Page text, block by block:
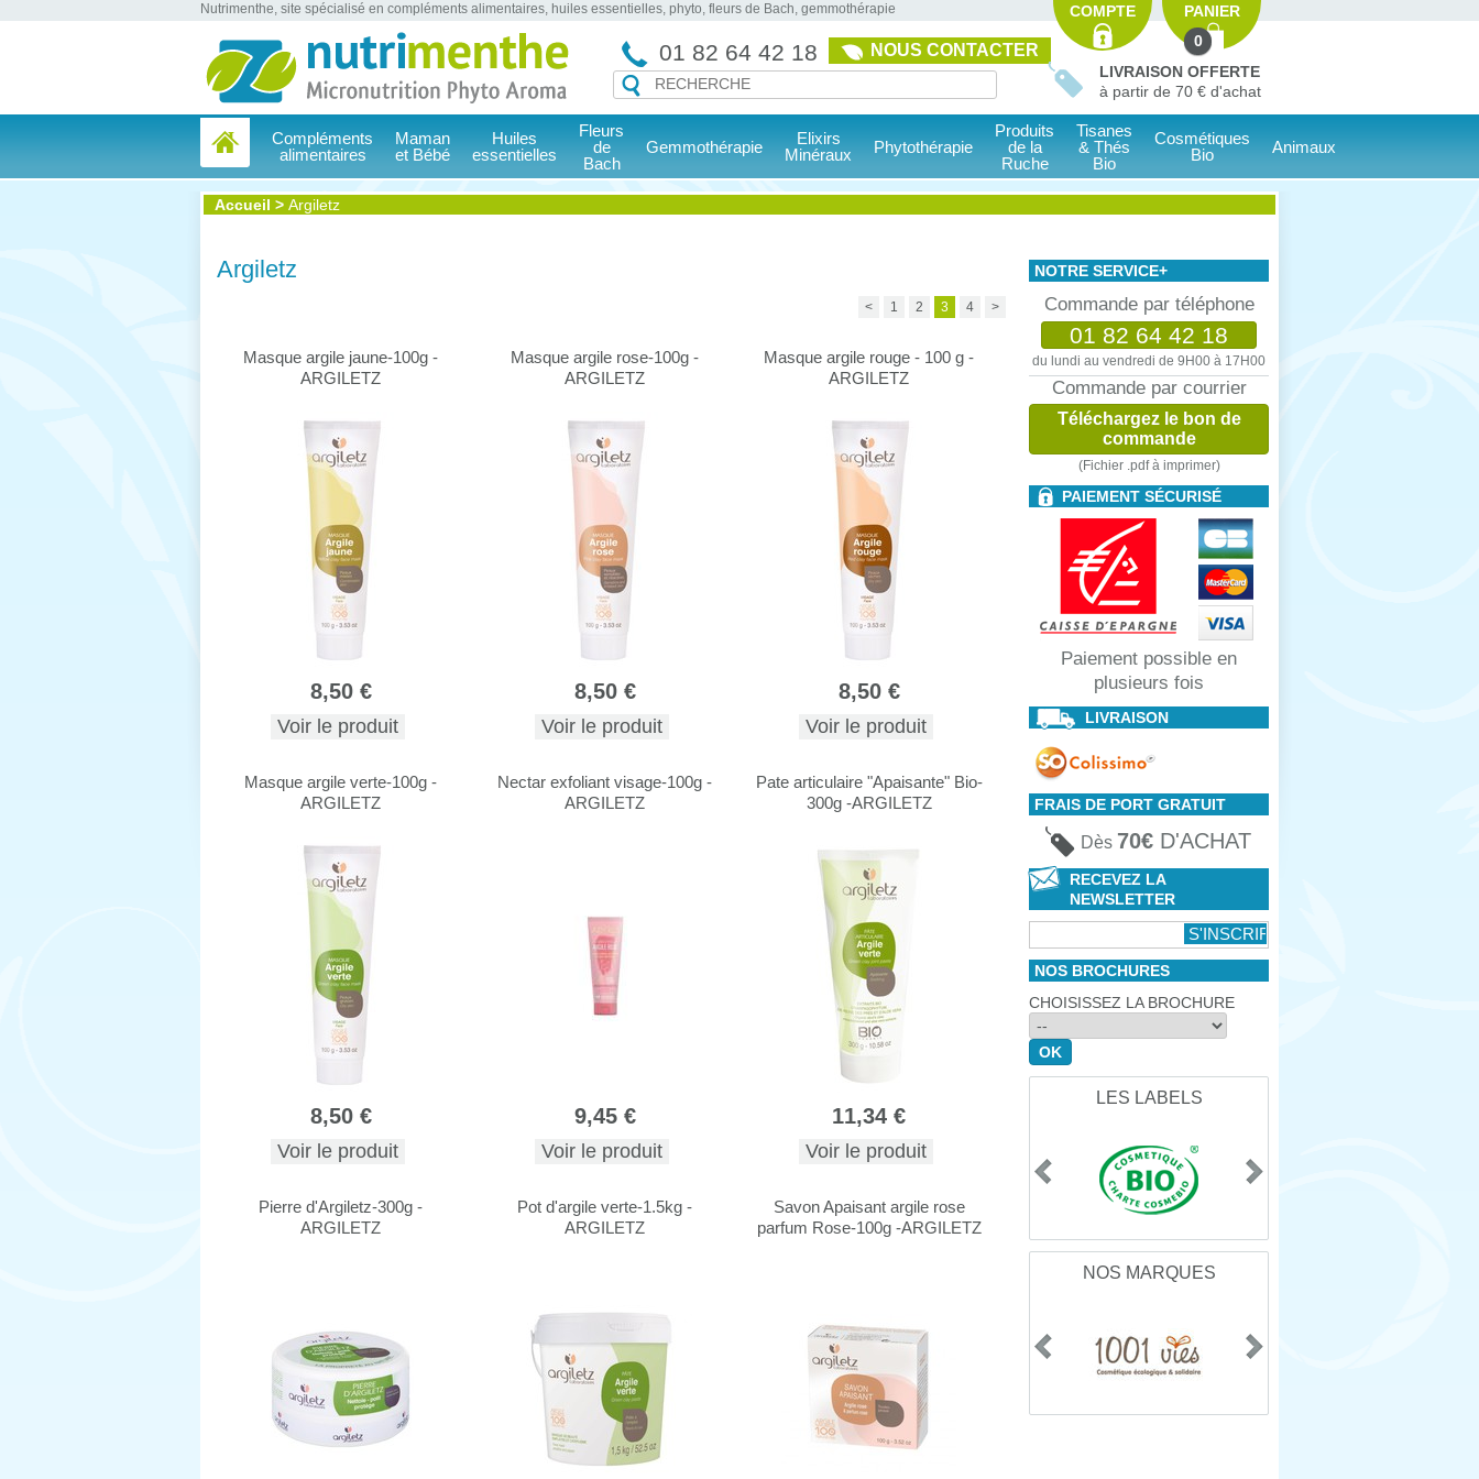
Nutrimenthe, site spécialisé en compléments alimentaires, huiles essentielles, phyto, fleurs de Bach, gemmothérapie
01 82 64 42 18 NOUS CONTACTER
COMPTE
PANIER
0
LIVRAISON OFFERTE
à partir de 70 € d'achat
Compléments
alimentaires
Maman
et Bébé
Huiles
essentielles
Fleurs
de
Bach
Gemmothérapie
Elixirs
Minéraux
Phytothérapie
Produits
de la
Ruche
Tisanes
& Thés
Bio
Cosmétiques
Bio
Animaux
Accueil > Argiletz
Argiletz
< 1 2 3 4 >
Masque argile jaune-100g -
ARGILETZ
8,50 €
Voir le produit
Masque argile rose-100g -
ARGILETZ
8,50 €
Voir le produit
Masque argile rouge - 100 g -
ARGILETZ
8,50 €
Voir le produit
Masque argile verte-100g -
ARGILETZ
8,50 €
Voir le produit
Nectar exfoliant visage-100g -
ARGILETZ
9,45 €
Voir le produit
Pate articulaire "Apaisante" Bio-
300g -ARGILETZ
11,34 €
Voir le produit
Pierre d'Argiletz-300g -
ARGILETZ
Pot d'argile verte-1.5kg -
ARGILETZ
Savon Apaisant argile rose
parfum Rose-100g -ARGILETZ
NOTRE SERVICE+
Commande par téléphone
01 82 64 42 18
du lundi au vendredi de 9H00 à 17H00
Commande par courrier
Téléchargez le bon de
commande
(Fichier .pdf à imprimer)
PAIEMENT SÉCURISÉ
Paiement possible en
plusieurs fois
LIVRAISON
FRAIS DE PORT GRATUIT
Dès 70€ D'ACHAT
RECEVEZ LA
NEWSLETTER
NOS BROCHURES
CHOISISSEZ LA BROCHURE
LES LABELS
NOS MARQUES